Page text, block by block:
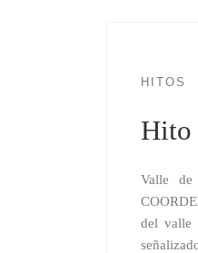
HITOS
Hito
Valle
del valle